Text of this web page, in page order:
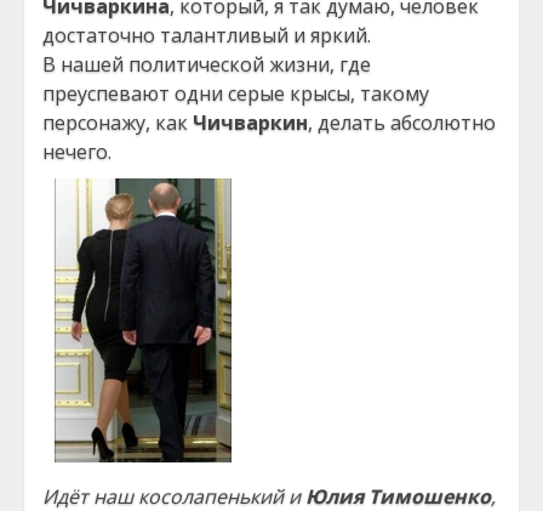
Чичваркина, который, я так думаю, человек
достаточно талантливый и яркий.
В нашей политической жизни, где
преуспевают одни серые крысы, такому
персонажу, как Чичваркин, делать абсолютно
нечего.
Идёт наш косолапенький иЮлия Тимошенко,